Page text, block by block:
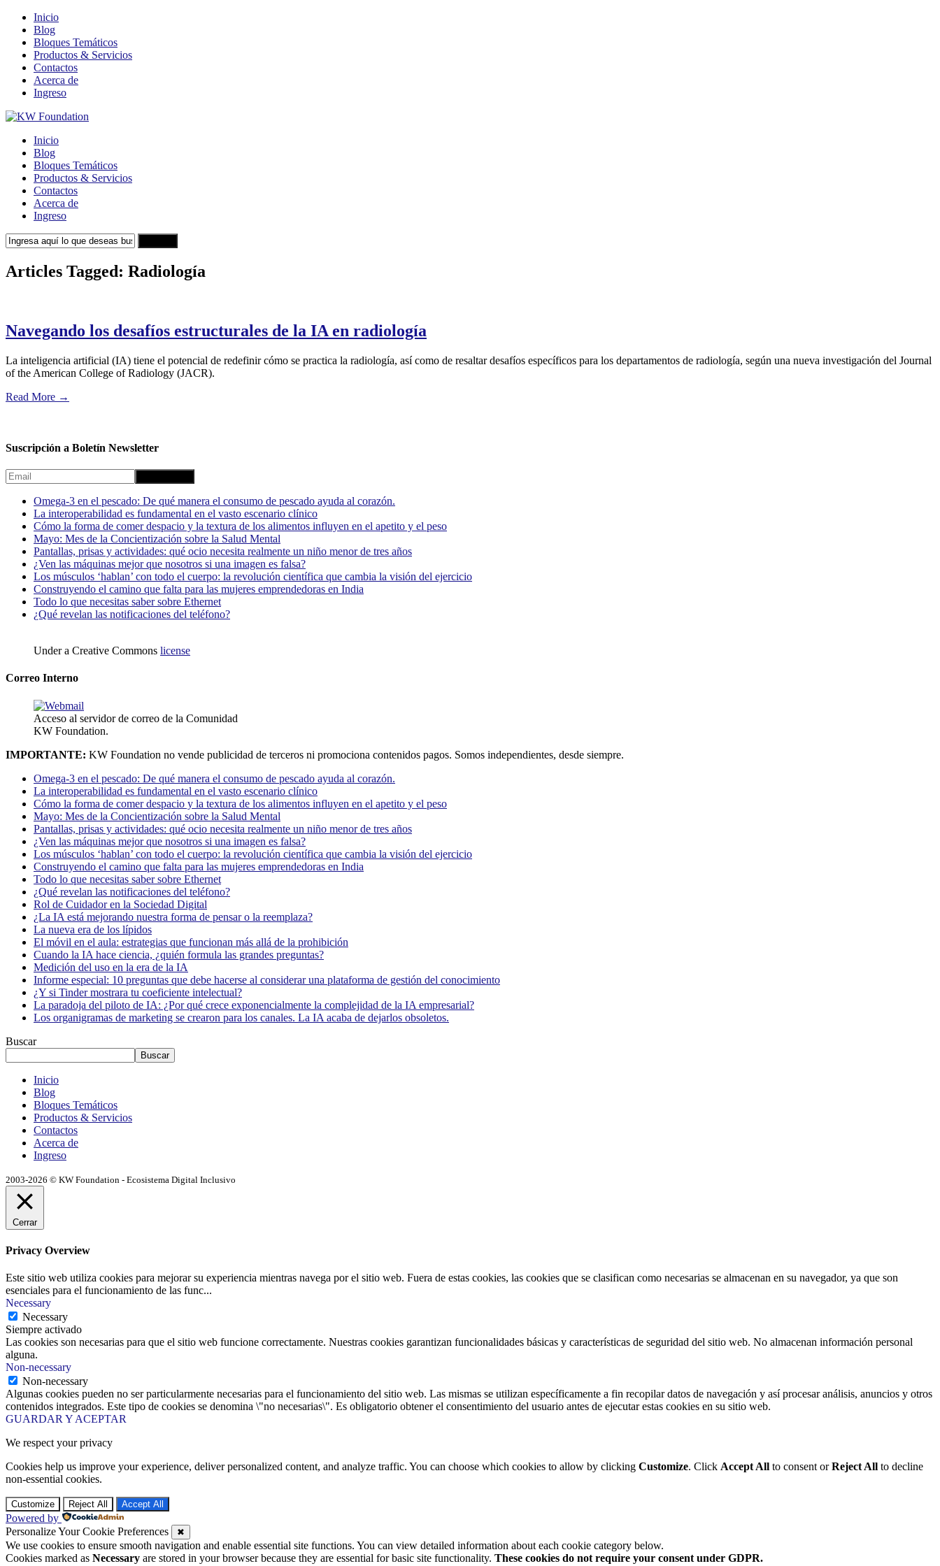
Inicio
Blog
Bloques Temáticos
Productos & Servicios
Contactos
Acerca de
Ingreso
Inicio
Blog
Bloques Temáticos
Productos & Servicios
Contactos
Acerca de
Ingreso
Articles Tagged: Radiología
Navegando los desafíos estructurales de la IA en radiología
La inteligencia artificial (IA) tiene el potencial de redefinir cómo se practica la radiología, así como de resaltar desafíos específicos para los departamentos de radiología, según una nueva investigación del Journal
of the American College of Radiology (JACR).
Read More →
Suscripción a Boletín Newsletter
Omega-3 en el pescado: De qué manera el consumo de pescado ayuda al corazón.
La interoperabilidad es fundamental en el vasto escenario clínico
Cómo la forma de comer despacio y la textura de los alimentos influyen en el apetito y el peso
Mayo: Mes de la Concientización sobre la Salud Mental
Pantallas, prisas y actividades: qué ocio necesita realmente un niño menor de tres años
¿Ven las máquinas mejor que nosotros si una imagen es falsa?
Los músculos ‘hablan’ con todo el cuerpo: la revolución científica que cambia la visión del ejercicio
Construyendo el camino que falta para las mujeres emprendedoras en India
Todo lo que necesitas saber sobre Ethernet
¿Qué revelan las notificaciones del teléfono?
Under a Creative Commons license
Correo Interno
Acceso al servidor de correo de la Comunidad
KW Foundation.
IMPORTANTE: KW Foundation no vende publicidad de terceros ni promociona contenidos pagos. Somos independientes, desde siempre.
Omega-3 en el pescado: De qué manera el consumo de pescado ayuda al corazón.
La interoperabilidad es fundamental en el vasto escenario clínico
Cómo la forma de comer despacio y la textura de los alimentos influyen en el apetito y el peso
Mayo: Mes de la Concientización sobre la Salud Mental
Pantallas, prisas y actividades: qué ocio necesita realmente un niño menor de tres años
¿Ven las máquinas mejor que nosotros si una imagen es falsa?
Los músculos ‘hablan’ con todo el cuerpo: la revolución científica que cambia la visión del ejercicio
Construyendo el camino que falta para las mujeres emprendedoras en India
Todo lo que necesitas saber sobre Ethernet
¿Qué revelan las notificaciones del teléfono?
Rol de Cuidador en la Sociedad Digital
¿La IA está mejorando nuestra forma de pensar o la reemplaza?
La nueva era de los lípidos
El móvil en el aula: estrategias que funcionan más allá de la prohibición
Cuando la IA hace ciencia, ¿quién formula las grandes preguntas?
Medición del uso en la era de la IA
Informe especial: 10 preguntas que debe hacerse al considerar una plataforma de gestión del conocimiento
¿Y si Tinder mostrara tu coeficiente intelectual?
La paradoja del piloto de IA: ¿Por qué crece exponencialmente la complejidad de la IA empresarial?
Los organigramas de marketing se crearon para los canales. La IA acaba de dejarlos obsoletos.
Buscar
Buscar
Inicio
Blog
Bloques Temáticos
Productos & Servicios
Contactos
Acerca de
Ingreso
2003-2026 © KW Foundation - Ecosistema Digital Inclusivo
Cerrar
Privacy Overview
Este sitio web utiliza cookies para mejorar su experiencia mientras navega por el sitio web. Fuera de estas cookies, las cookies que se clasifican como necesarias se almacenan en su navegador, ya que son
esenciales para el funcionamiento de las func...
Necessary
Necessary
Siempre activado
Las cookies son necesarias para que el sitio web funcione correctamente. Nuestras cookies garantizan funcionalidades básicas y características de seguridad del sitio web. No almacenan información personal
alguna.
Non-necessary
Non-necessary
Algunas cookies pueden no ser particularmente necesarias para el funcionamiento del sitio web. Las mismas se utilizan específicamente a fin recopilar datos de navegación y así procesar análisis, anuncios y otros
contenidos integrados. Este tipo de cookies se denomina \"no necesarias\". Es obligatorio obtener el consentimiento del usuario antes de ejecutar estas cookies en su sitio web.
GUARDAR Y ACEPTAR
We respect your privacy
Cookies help us improve your experience, deliver personalized content, and analyze traffic. You can choose which cookies to allow by clicking Customize. Click Accept All to consent orReject All to decline
non-essential cookies.
Customize Reject All Accept All
Powered by
Personalize Your Cookie Preferences
✖
We use cookies to ensure smooth navigation and enable essential site functions. You can view detailed information about each cookie category below.
Cookies marked as Necessary are stored in your browser because they are essential for basic site functionality. These cookies do not require your consent under GDPR.